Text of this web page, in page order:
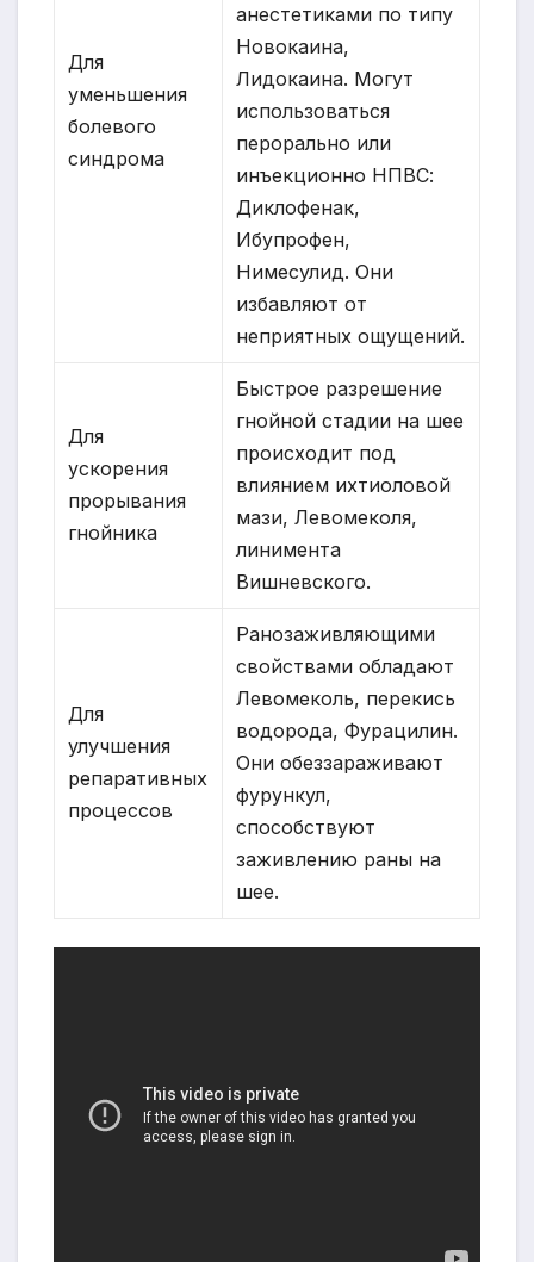
Для
уменьшения
болевого
синдрома
анестетиками по типу
Новокаина,
Лидокаина. Могут
использоваться
перорально или
инъекционно НПВС:
Диклофенак,
Ибупрофен,
Нимесулид. Они
избавляют от
неприятных ощущений.
Для
ускорения
прорывания
гнойника
Быстрое разрешение
гнойной стадии на шее
происходит под
влиянием ихтиоловой
мази, Левомеколя,
линимента
Вишневского.
Для
улучшения
репаративных
процессов
Ранозаживляющими
свойствами обладают
Левомеколь, перекись
водорода, Фурацилин.
Они обеззараживают
фурункул,
способствуют
заживлению раны на
шее.